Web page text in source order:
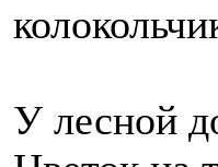
У лесной